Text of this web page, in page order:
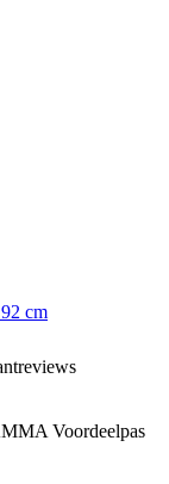
cm
Voordeelpas